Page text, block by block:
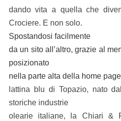
dando vita a quella che
Crociere. E non solo.
Spostandosi facilmente
da un sito all’altro, grazie al
posizionato
nella parte alta della home
lattina blu di Topazio, nato
storiche industrie
olearie italiane, la Chiari &